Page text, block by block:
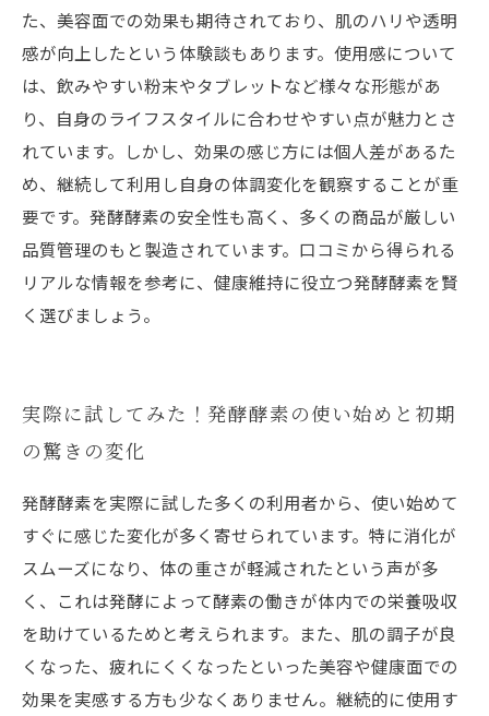
た、美容面での効果も期待されており、肌のハリや透明
感が向上したという体験談もあります。使用感について
は、飲みやすい粉末やタブレットなど様々な形態があ
り、自身のライフスタイルに合わせやすい点が魅力とさ
れています。しかし、効果の感じ方には個人差があるた
め、継続して利用し自身の体調変化を観察することが重
要です。発酵酵素の安全性も高く、多くの商品が厳しい
品質管理のもと製造されています。口コミから得られる
リアルな情報を参考に、健康維持に役立つ発酵酵素を賢
く選びましょう。
実際に試してみた！発酵酵素の使い始めと初期
の驚きの変化
発酵酵素を実際に試した多くの利用者から、使い始めて
すぐに感じた変化が多く寄せられています。特に消化が
スムーズになり、体の重さが軽減されたという声が多
く、これは発酵によって酵素の働きが体内での栄養吸収
を助けているためと考えられます。また、肌の調子が良
くなった、疲れにくくなったといった美容や健康面での
効果を実感する方も少なくありません。継続的に使用す